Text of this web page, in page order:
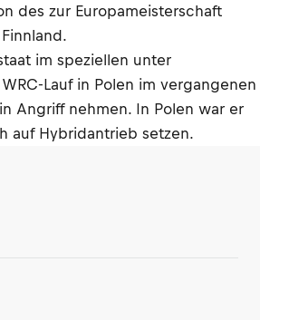
des zur Europameisterschaft
im speziellen unter
Lauf in Polen im vergangenen
Angriff nehmen. In Polen war er
auf Hybridantrieb setzen.